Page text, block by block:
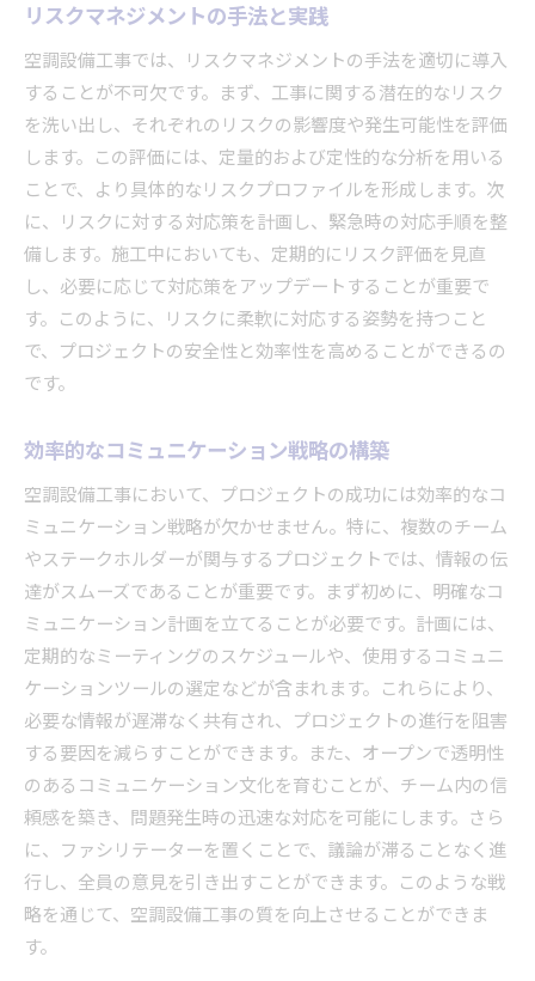
リスクマネジメントの手法と実践
空調設備工事では、リスクマネジメントの手法を適切に導入
することが不可欠です。まず、工事に関する潜在的なリスク
を洗い出し、それぞれのリスクの影響度や発生可能性を評価
します。この評価には、定量的および定性的な分析を用いる
ことで、より具体的なリスクプロファイルを形成します。次
に、リスクに対する対応策を計画し、緊急時の対応手順を整
備します。施工中においても、定期的にリスク評価を見直
し、必要に応じて対応策をアップデートすることが重要で
す。このように、リスクに柔軟に対応する姿勢を持つこと
で、プロジェクトの安全性と効率性を高めることができるの
です。
効率的なコミュニケーション戦略の構築
空調設備工事において、プロジェクトの成功には効率的なコ
ミュニケーション戦略が欠かせません。特に、複数のチーム
やステークホルダーが関与するプロジェクトでは、情報の伝
達がスムーズであることが重要です。まず初めに、明確なコ
ミュニケーション計画を立てることが必要です。計画には、
定期的なミーティングのスケジュールや、使用するコミュニ
ケーションツールの選定などが含まれます。これらにより、
必要な情報が遅滞なく共有され、プロジェクトの進行を阻害
する要因を減らすことができます。また、オープンで透明性
のあるコミュニケーション文化を育むことが、チーム内の信
頼感を築き、問題発生時の迅速な対応を可能にします。さら
に、ファシリテーターを置くことで、議論が滞ることなく進
行し、全員の意見を引き出すことができます。このような戦
略を通じて、空調設備工事の質を向上させることができま
す。